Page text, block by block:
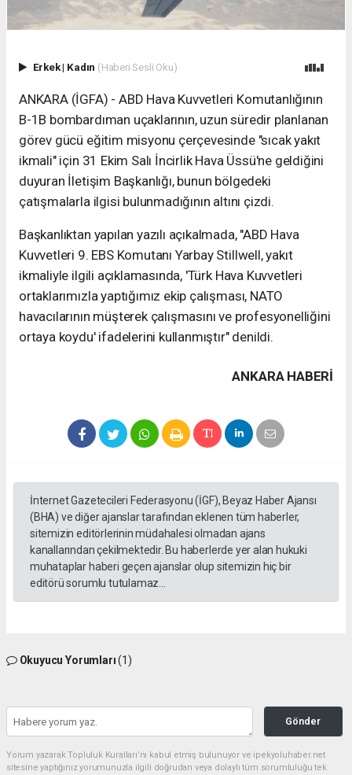
Erkek| Kadın (Haberi Sesli Oku)
ANKARA (İGFA) - ABD Hava Kuvvetleri Komutanlığının
B-1B bombardıman uçaklarının, uzun süredir planlanan
görev gücü eğitim misyonu çerçevesinde "sıcak yakıt
ikmali" için 31 Ekim Salı İncirlik Hava Üssü'ne geldiğini
duyuran İletişim Başkanlığı, bunun bölgedeki
çatışmalarla ilgisi bulunmadığının altını çizdi.
Başkanlıktan yapılan yazılı açıkalmada, "ABD Hava
Kuvvetleri 9. EBS Komutanı Yarbay Stillwell, yakıt
ikmaliyle ilgili açıklamasında, 'Türk Hava Kuvvetleri
ortaklarımızla yaptığımız ekip çalışması, NATO
havacılarının müşterek çalışmasını ve profesyonelliğini
ortaya koydu' ifadelerini kullanmıştır" denildi.
ANKARA HABERİ
İnternet Gazetecileri Federasyonu (İGF), Beyaz Haber Ajansı
(BHA) ve diğer ajanslar tarafından eklenen tüm haberler,
sitemizin editörlerinin müdahalesi olmadan ajans
kanallarından çekilmektedir. Bu haberlerde yer alan hukuki
muhataplar haberi geçen ajanslar olup sitemizin hiç bir
editörü sorumlu tutulamaz...
Okuyucu Yorumları(1)
Gönder
Yorum yazarak Topluluk Kuralları’nı kabul etmiş bulunuyor ve ipekyoluhaber.net
sitesine yaptığınız yorumunuzla ilgili doğrudan veya dolaylı tüm sorumluluğu tek